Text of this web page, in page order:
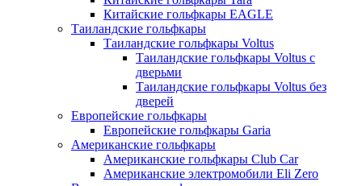
Китайские гольфкары EAGLE
Таиландские гольфкары
Таиландские гольфкары Voltus
Таиландские гольфкары Voltus с
дверьми
Таиландские гольфкары Voltus без
дверей
Европейские гольфкары
Европейские гольфкары Garia
Американские гольфкары
Американские гольфкары Club Car
Американские электромобили Eli Zero